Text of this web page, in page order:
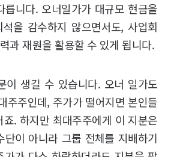
릅니다. 오너일가가 대규모 현금을
을 감수하지 않으면서도, 사업회
과 재원을 활용할 수 있게 됩니다.
이 생길 수 있습니다. 오너 일가도
주주인데, 주가가 떨어지면 본인들
. 하지만 최대주주에게 이 지분은
단이 아니라 그룹 전체를 지배하기